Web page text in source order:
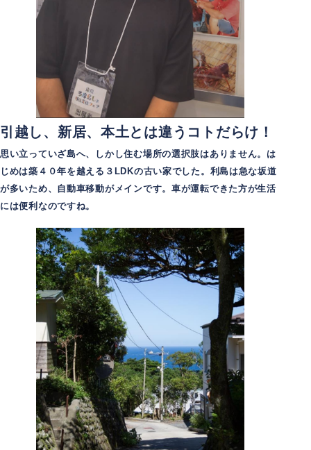
引越し、新居、本土とは違うコトだらけ！
思い立っていざ島へ、しかし住む場所の選択肢はありません。は
じめは築４０年を越える３LDKの古い家でした。利島は急な坂道
が多いため、自動車移動がメインです。車が運転できた方が生活
には便利なのですね。